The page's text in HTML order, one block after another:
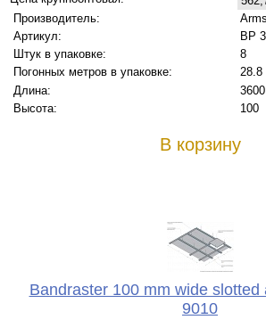
Производитель:
Артикул:
BP
Штук в упаковке:
8
Погонных метров в упаковке:
28.8
Длина:
3600
Высота:
100
В корзину
Bandraster 100 mm wide slotted
9010